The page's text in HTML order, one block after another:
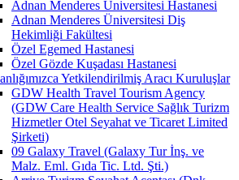
Adnan Menderes Üniversitesi Hastanesi
Adnan Menderes Üniversitesi Diş
Hekimliği Fakültesi
Özel Egemed Hastanesi
Özel Gözde Kuşadası Hastanesi
Yetkilendirilmiş Aracı Kuruluşlar
GDW Health Travel Tourism Agency
(GDW Care Health Service Sağlık Turizm
Hizmetler Otel Seyahat ve Ticaret Limited
Şirketi)
09 Galaxy Travel (Galaxy Tur İnş. ve
Malz. Eml. Gıda Tic. Ltd. Şti.)